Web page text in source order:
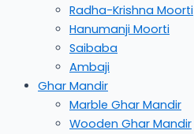
Radha-Krishna Moorti
Hanumanji Moorti
Saibaba
Ambaji
Ghar Mandir
Marble Ghar Mandir
Wooden Ghar Mandir